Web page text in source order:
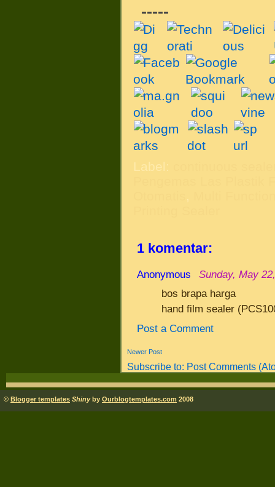
-----
Label:
1 komentar:
Anonymous Sunday, May
bos brapa harga
hand film sealer
Post a Comment
Newer Post
Subscribe to: Post Comments
© Blogger templates Shinyby Ourblogtemplates.com 2008